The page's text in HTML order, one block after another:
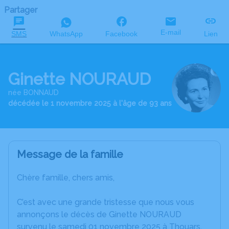
Partager
SMS WhatsApp Facebook E-mail Lien
Ginette NOURAUD
née BONNAUD
décédée le 1 novembre 2025 à l'âge de 93 ans
Message de la famille
Chère famille, chers amis,
C’est avec une grande tristesse que nous vous
annonçons le décès de Ginette NOURAUD
survenu le samedi 01 novembre 2025 à Thouars.